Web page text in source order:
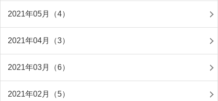
2021年05月（4）
2021年04月（3）
2021年03月（6）
2021年02月（5）